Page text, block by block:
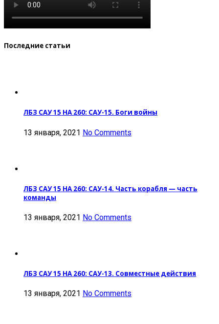
Последние статьи
ЛБЗ САУ 15 НА 260: САУ-15. Боги войны
13 января, 2021 No Comments
ЛБЗ САУ 15 НА 260: САУ-14. Часть корабля — часть
команды
13 января, 2021 No Comments
ЛБЗ САУ 15 НА 260: САУ-13. Совместные действия
13 января, 2021 No Comments